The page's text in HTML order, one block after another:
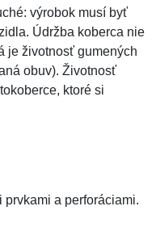
výrobok musí byť
Údržba koberca nie
je životnosť gumených
obuv). Životnosť
ktoré si
a perforáciami.